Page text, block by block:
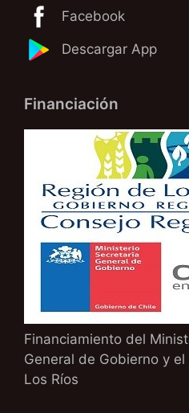
Facebook
Descargar App
Financiación
Financiamiento del
General de Gobierno y
Los Ríos